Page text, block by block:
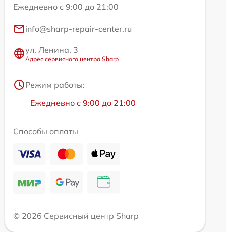
Ежедневно с 9:00 до 21:00
info@sharp-repair-center.ru
ул. Ленина, 3
Адрес сервисного центра Sharp
Режим работы:
Ежедневно с 9:00 до 21:00
Способы оплаты
© 2026 Сервисный центр Sharp